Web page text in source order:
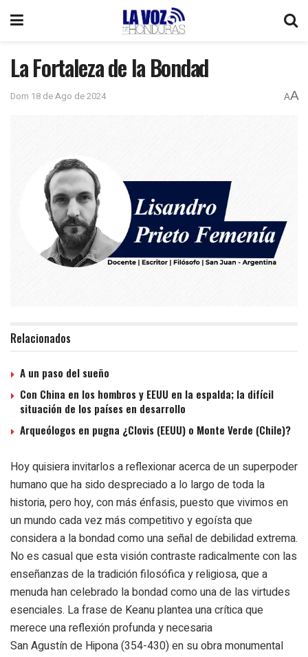
La Fortaleza de la Bondad
Dom 18 de Ago de 2024 AA
Relacionados
A un paso del sueño
Con China en los hombros y EEUU en la espalda; la difícil
situación de los países en desarrollo
Arqueólogos en pugna ¿Clovis (EEUU) o Monte Verde (Chile)?
Hoy quisiera invitarlos a reflexionar acerca de un superpoder
humano que ha sido despreciado a lo largo de toda la
historia, pero hoy, con más énfasis, puesto que vivimos en
un mundo cada vez más competitivo y egoísta que
considera a la bondad como una señal de debilidad extrema.
No es casual que esta visión contraste radicalmente con las
enseñanzas de la tradición filosófica y religiosa, que a
menuda han celebrado la bondad como una de las virtudes
esenciales. La frase de Keanu plantea una crítica que
merece una reflexión profunda y necesaria
San Agustín de Hipona (354-430) en su obra monumental